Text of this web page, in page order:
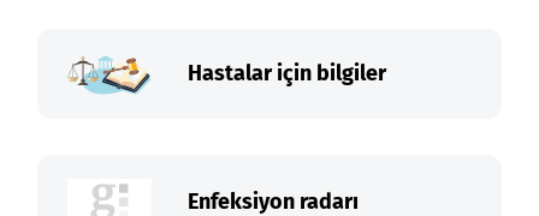
Hastalar için bilgiler
Enfeksiyon radarı